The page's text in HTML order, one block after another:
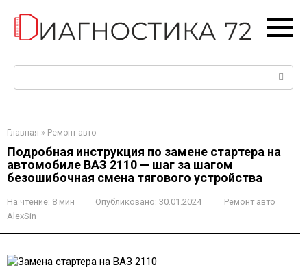
контенту
Главная » Ремонт авто
Подробная инструкция по замене стартера на
автомобиле ВАЗ 2110 — шаг за шагом
безошибочная смена тягового устройства
На чтение: 8 мин Опубликовано: 30.01.2024
Ремонт авто
AlexSin